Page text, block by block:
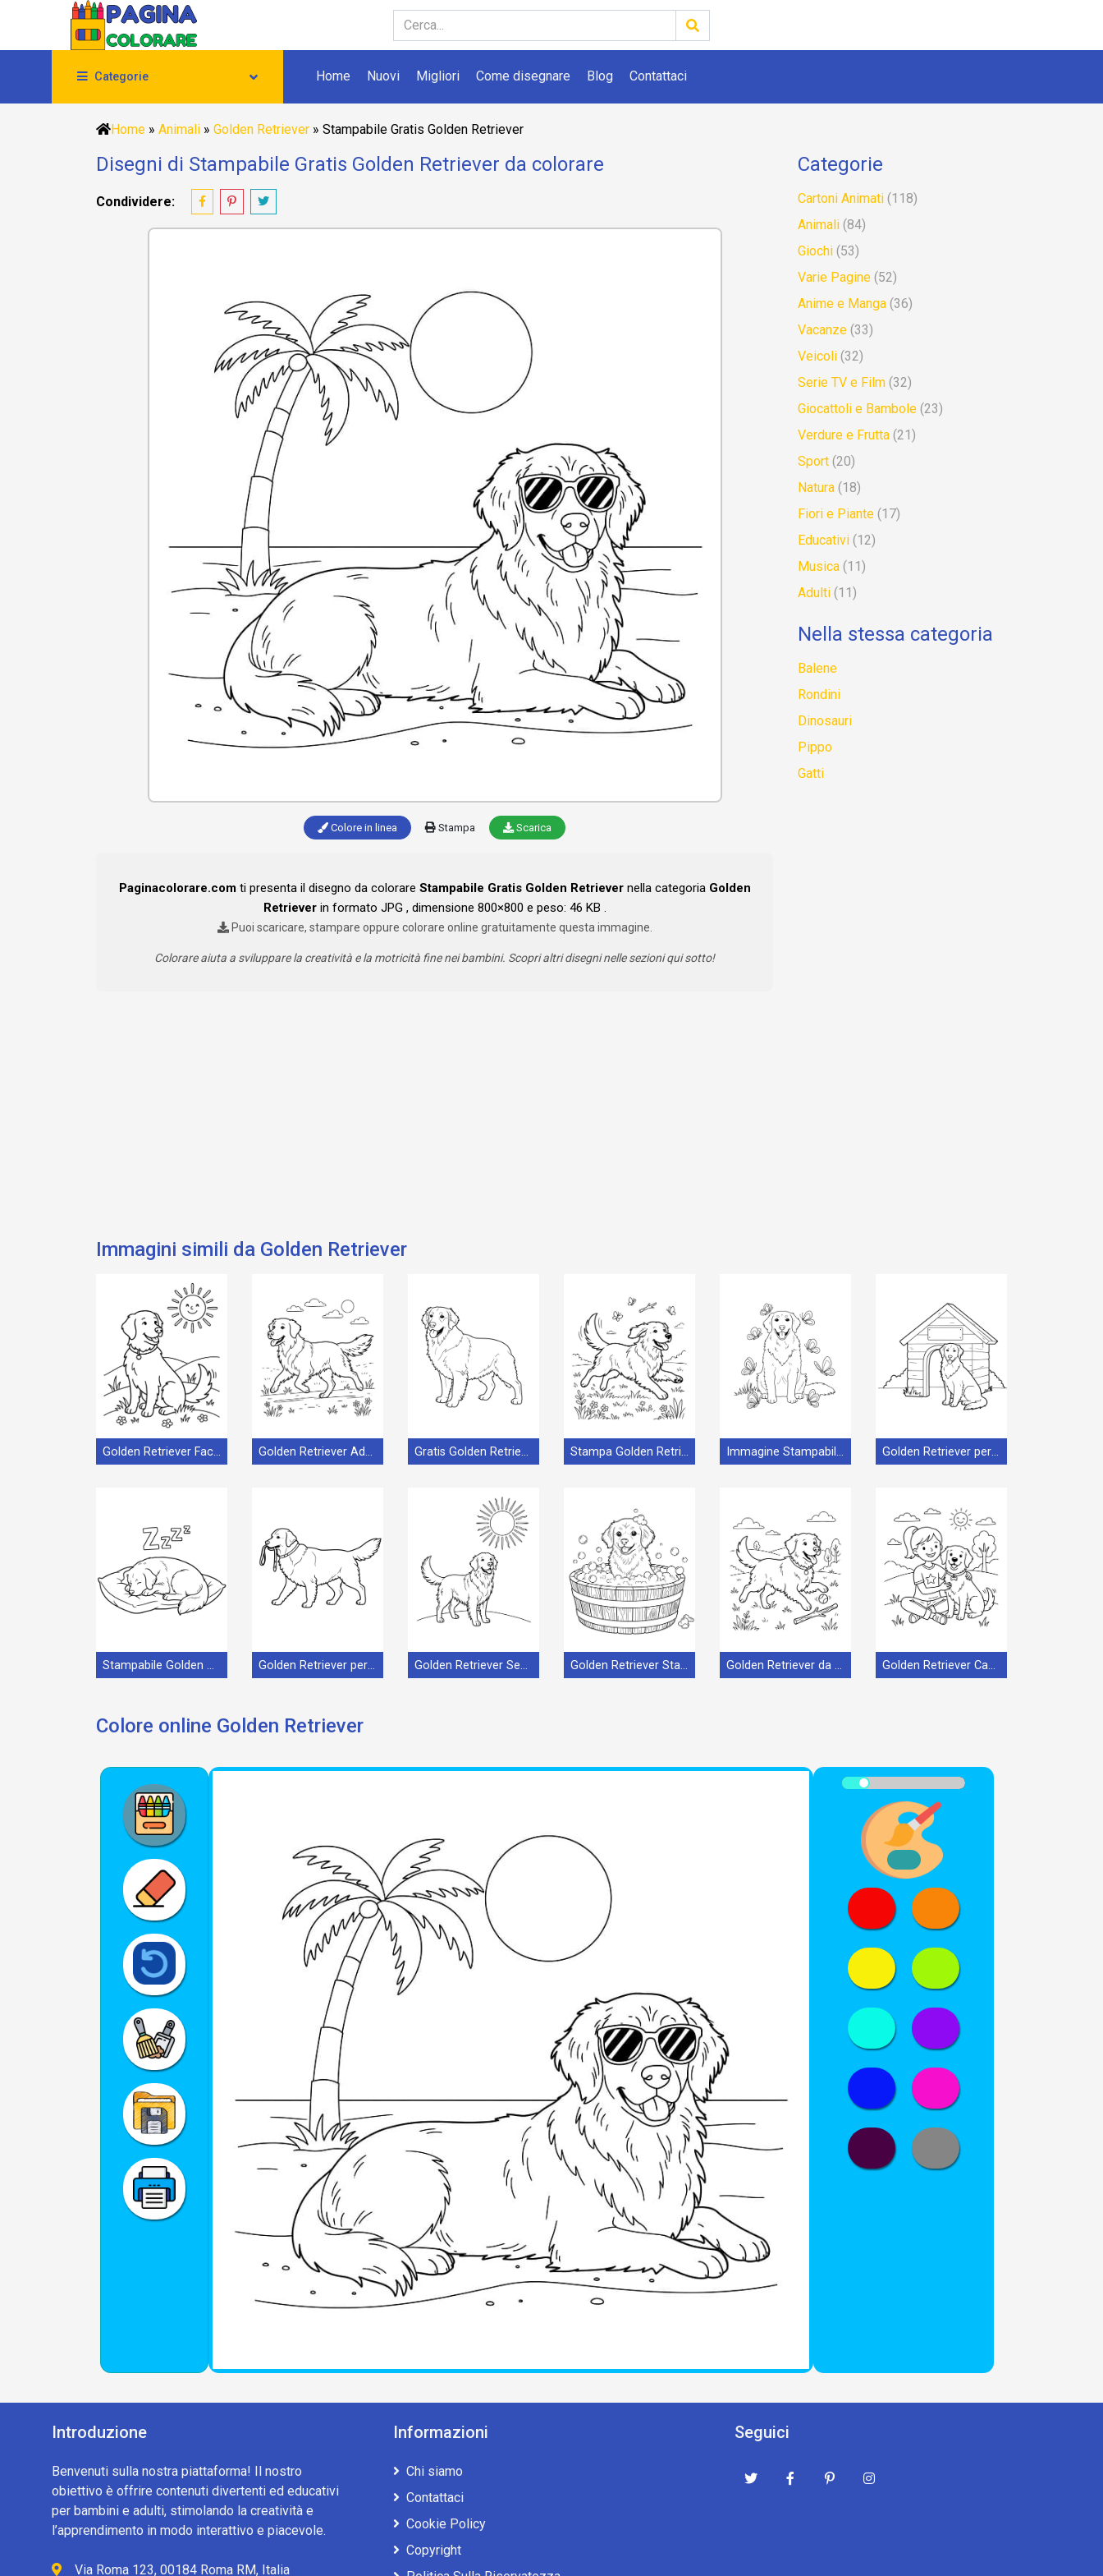
Categorie Home Nuovi Migliori Come disegnare Blog Contattaci
Home » Animali » Golden Retriever » Stampabile Gratis Golden Retriever
Disegni di Stampabile Gratis Golden Retriever da colorare
Condividere:
Colore in linea Stampa Scarica
Paginacolorare.comti presenta il disegno da colorare Stampabile Gratis Golden Retrievernella categoria Golden
Retrieverin formato JPG , dimensione 800×800 e peso: 46 KB .
Puoi scaricare, stampare oppure colorare online gratuitamente questa immagine.
Colorare aiuta a sviluppare la creatività e la motricità fine nei bambini. Scopri altri disegni nelle sezioni qui sotto!
Categorie
Cartoni Animati (118)
Animali (84)
Giochi (53)
Varie Pagine (52)
Anime e Manga (36)
Vacanze (33)
Veicoli (32)
Serie TV e Film (32)
Giocattoli e Bambole (23)
Verdure e Frutta (21)
Sport (20)
Natura (18)
Fiori e Piante (17)
Educativi (12)
Musica (11)
Adulti (11)
Nella stessa categoria
Balene
Rondini
Dinosauri
Pippo
Gatti
Immagini simili da Golden Retriever
Golden Retriever Facile Golden Retriever Adorabile Gratis Golden Retriever Stampabile Stampa Golden Retriever Immagine Stampabile Golden Retriever Golden Retriever per Bimbi di 3 Anni
Stampabile Golden Retriever Omaggio Golden Retriever per Bimbi di 4 Anni Golden Retriever Semplice Golden Retriever Stampabile per Bambini Golden Retriever da Stampare Golden Retriever Cane
Colore online Golden Retriever
Introduzione
Benvenuti sulla nostra piattaforma! Il nostro
obiettivo è offrire contenuti divertenti ed educativi
per bambini e adulti, stimolando la creatività e
l’apprendimento in modo interattivo e piacevole.
Via Roma 123, 00184 Roma RM, Italia
Informazioni
Chi siamo
Contattaci
Cookie Policy
Copyright
Seguici